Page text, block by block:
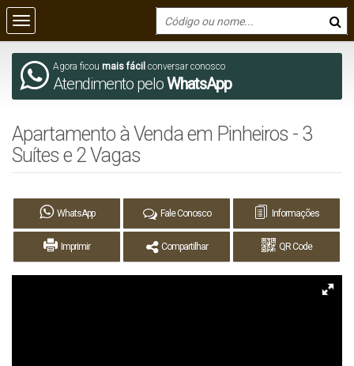
Agora ficou mais fácil conversar conosco
Atendimento peloWhatsApp
Apartamento à Venda em Pinheiros - 3
Suítes e 2 Vagas
WhatsApp Fale Conosco Informações
Imprimir Compartilhar QR Code